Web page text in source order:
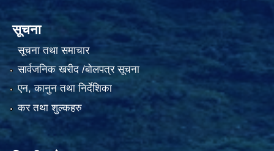
सूचना
सूचना तथा समाचार
सार्वजनिक खरीद /बोलपत्र सूचना
एन, कानुन तथा निर्देशिका
कर तथा शुल्कहरु